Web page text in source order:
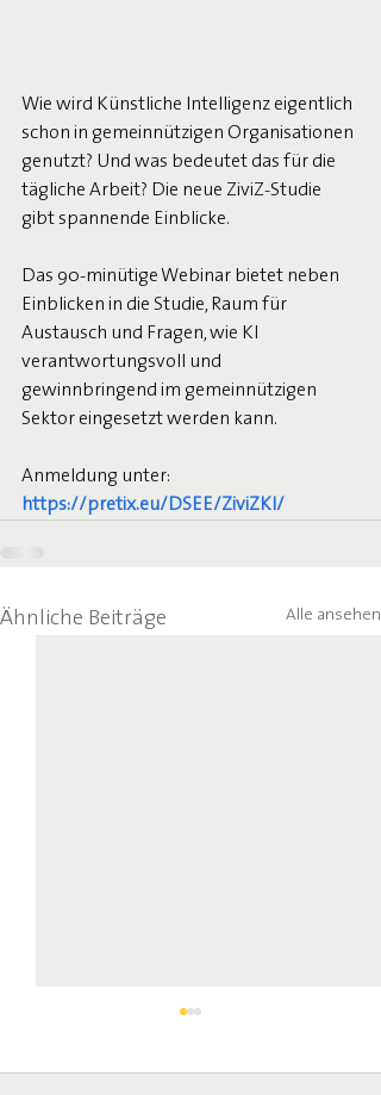
Wie wird Künstliche Intelligenz eigentlich
schon in gemeinnützigen Organisationen
genutzt? Und was bedeutet das für die
tägliche Arbeit? Die neue ZiviZ-Studie
gibt spannende Einblicke.
Das 90-minütige Webinar bietet neben
Einblicken in die Studie, Raum für
Austausch und Fragen, wie KI
verantwortungsvoll und
gewinnbringend im gemeinnützigen
Sektor eingesetzt werden kann.
Anmeldung unter:
https://pretix.eu/DSEE/ZiviZKI/
Ähnliche Beiträge Alle ansehen